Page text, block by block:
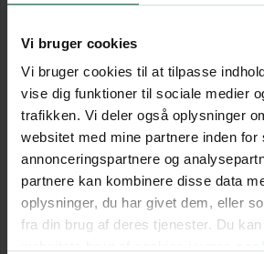
Vi bruger cookies
Vi bruger cookies til at tilpasse
vise dig funktioner til sociale medier
trafikken. Vi deler også oplysninger
websitet med mine partnere inden for
annonceringspartnere og
partnere kan kombinere disse data
oplysninger, du har givet dem, eller
fra din brug af deres tjenester. Du